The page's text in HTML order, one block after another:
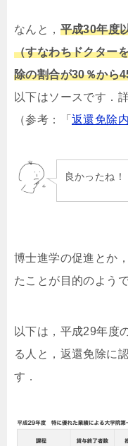
なんと， 平成30年度
（すなわちドクター
除の割合が30％から
以下はソースです．
（参考：「 返還免除
良かったね！
博士進学の促進とか
たことが目的のようで
以下は，平成29年度
る人と，返還免除に
す．